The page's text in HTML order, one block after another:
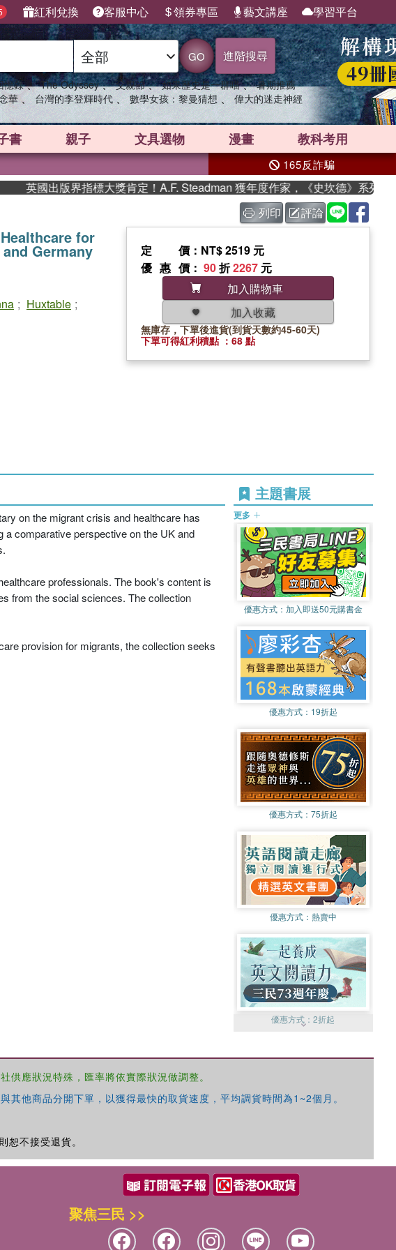
紅利兌換 客服中心 領券專區 藝文講座 學習平台
GO 進階搜尋
憶錄 、 The Odyssey 、 父親節 、 如果歷史是一群喵 、 暑期推薦
華 、 台灣的李登輝時代 、 數學女孩：黎曼猜想 、 偉大的迷走神經
書 親子 文具選物 漫畫 教科考用
165反詐騙
英國出版界指標大獎肯定！A.F. Steadman 獲年度作家，《史坎德》系列帶你
列印 評論
for
Germany
; Huxtable ;
定價 ：NT$ 2519 元
優惠價 ： 90折2267 元
加入購物車
加入收藏
無庫存，下單後進貨(到貨天數約45-60天)
下單可得紅利積點 ：68 點
on the migrant crisis and healthcare has
comparative perspective on the UK and
professionals. The book's content is
from the social sciences. The collection
provision for migrants, the collection seeks
主題書展
更多
優惠方式： 加入即送50元購書金
優惠方式： 19折起
優惠方式： 75折起
優惠方式： 熱賣中
優惠方式：2折起
應狀況特殊，匯率將依實際狀況做調整。
他商品分開下單，以獲得最快的取貨速度，平均調貨時間為1~2個月。
不接受退貨。
聚焦三民 >>